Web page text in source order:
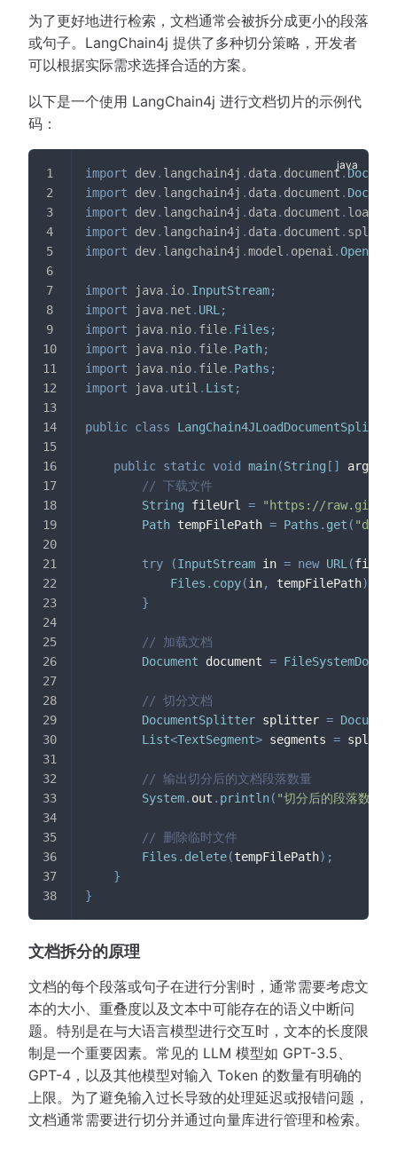
为了更好地进行检索，文档通常会被拆分成更小的段落
或句子。LangChain4j 提供了多种切分策略，开发者
可以根据实际需求选择合适的方案。
以下是一个使用 LangChain4j 进行文档切片的示例代
码：
import dev. langchain4j . data. document.
import
dev. langchain4j . data. document .
import
dev. langchain4j . data. document . loader
import
dev. langchain4j . data. document .
import
dev. langchain4j .model . openai .
import java. io. InputStream;
import
java. net . URL ;
import
java. nio. file. Files ;
import
java. nio. file. Path;
import
java. nio. file. Paths ;
import
java. util . List ;
public class
public static void main(String [ ] args
// 下载文件
String fileUrl =
"https://
Path tempFilePath = Paths . get (
try (InputStream in = new URL (
Files . copy(in, tempFilePath)
}
// 加载文档
Document document =
// 切分文档
DocumentSplitter splitter =
List<TextSegment> segments =
// 输出切分后的文档段落数量
System. out . println( "切分后的段落数量
// 删除临时文件
Files . delete(tempFilePath) ;
}
}
文档拆分的原理
文档的每个段落或句子在进行分割时，通常需要考虑文
本的大小、重叠度以及文本中可能存在的语义中断问
题。特别是在与大语言模型进行交互时，文本的长度限
制是一个重要因素。常见的 LLM 模型如 GPT-3.5、
GPT-4，以及其他模型对输入 Token 的数量有明确的
上限。为了避免输入过长导致的处理延迟或报错问题，
文档通常需要进行切分并通过向量库进行管理和检索。